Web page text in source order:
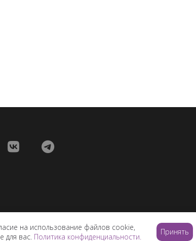
на использование файлов cookie,
для вас. Политика конфиденциальности.
Принять